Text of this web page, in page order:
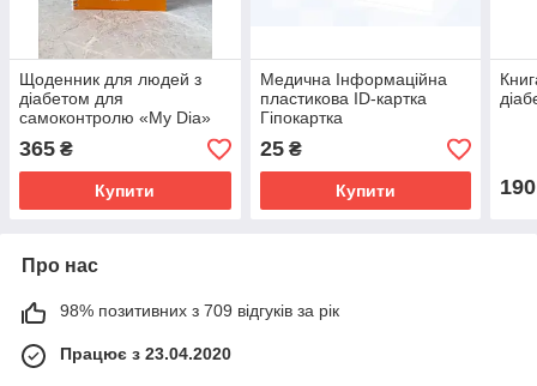
Щоденник для людей з
діабетом для
самоконтролю «My Dia»
Планер для покращення
компенсації, українською
мовою
365 ₴
Купити
Медична Інформаційна
пластикова ID-картка
Гіпокартка
25₴
Купити 190
Про нас
98% позитивних з 709 відгуків за рік
Працює з 23.04.2020